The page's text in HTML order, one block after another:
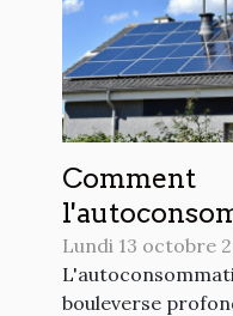
Comment
le marché
Lundi 13 octobre
bouleverse